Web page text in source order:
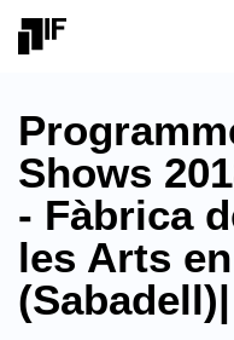
Shows
- Fàbrica
les Arts
(Sabadell)|